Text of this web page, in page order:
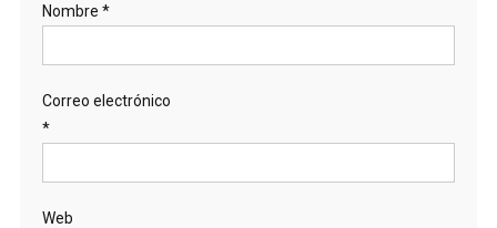
Nombre *
Correo electrónico
*
Web